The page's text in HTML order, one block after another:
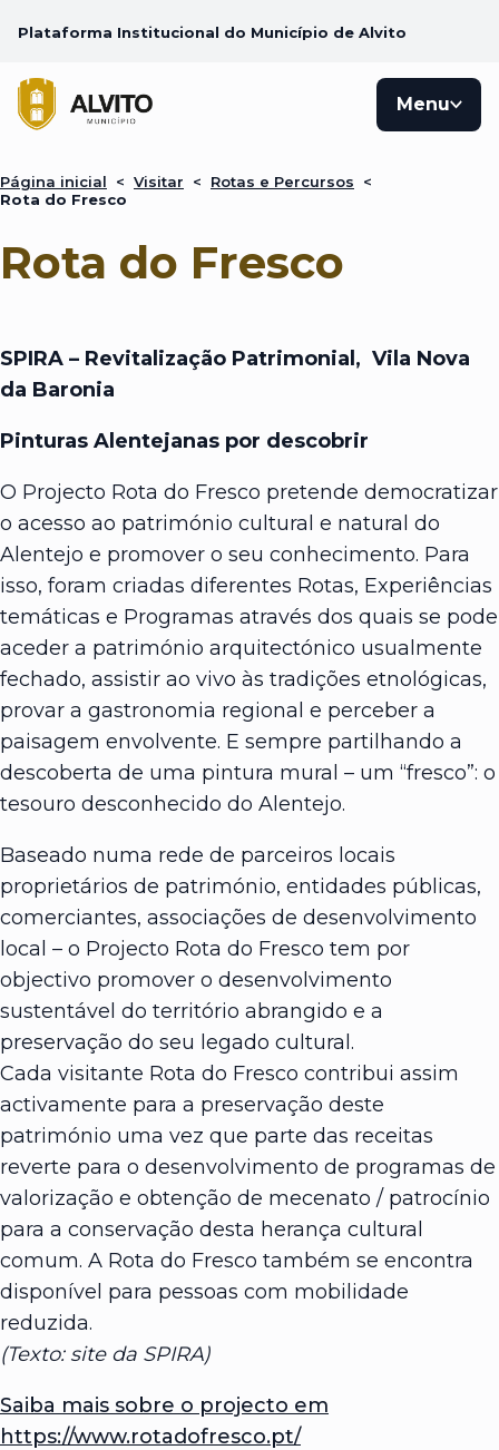
Plataforma Institucional do Município de Alvito
Menu
Página inicial < Visitar < Rotas e Percursos <
Rota do Fresco
Rota do Fresco
SPIRA – Revitalização Patrimonial, Vila Nova
da Baronia
Pinturas Alentejanas por descobrir
O Projecto Rota do Fresco pretende democratizar
o acesso ao património cultural e natural do
Alentejo e promover o seu conhecimento. Para
isso, foram criadas diferentes Rotas, Experiências
temáticas e Programas através dos quais se pode
aceder a património arquitectónico usualmente
fechado, assistir ao vivo às tradições etnológicas,
provar a gastronomia regional e perceber a
paisagem envolvente. E sempre partilhando a
descoberta de uma pintura mural – um “fresco”: o
tesouro desconhecido do Alentejo.
Baseado numa rede de parceiros locais
proprietários de património, entidades públicas,
comerciantes, associações de desenvolvimento
local – o Projecto Rota do Fresco tem por
objectivo promover o desenvolvimento
sustentável do território abrangido e a
preservação do seu legado cultural.
Cada visitante Rota do Fresco contribui assim
activamente para a preservação deste
património uma vez que parte das receitas
reverte para o desenvolvimento de programas de
valorização e obtenção de mecenato / patrocínio
para a conservação desta herança cultural
comum. A Rota do Fresco também se encontra
disponível para pessoas com mobilidade
reduzida.
(Texto: site da SPIRA)
Saiba mais sobre o projecto em
https://www.rotadofresco.pt/